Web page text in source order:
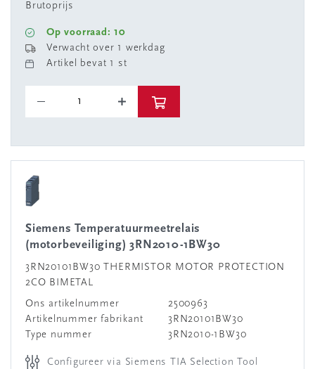
Brutoprijs
Op voorraad: 10
Verwacht over 1 werkdag
Artikel bevat 1 st
Siemens Temperatuurmeetrelais
(motorbeveiliging) 3RN2010-1BW30
3RN20101BW30 THERMISTOR MOTOR PROTECTION
2CO BIMETAL
Ons artikelnummer
2500963
Artikelnummer fabrikant
3RN20101BW30
Type nummer
3RN2010-1BW30
Configureer via Siemens TIA Selection Tool